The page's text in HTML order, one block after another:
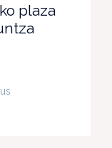
plaza